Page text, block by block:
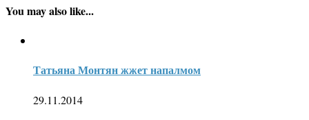
You may also like...
Татьяна Монтян жжет напалмом
29.11.2014